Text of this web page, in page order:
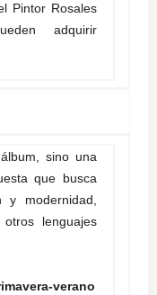
Pintor Rosales
adquirir
sino una
que busca
y modernidad,
lenguajes
verano